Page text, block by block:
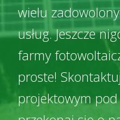
wielu
usług. Jeszcze
farmy
proste!
projektowym